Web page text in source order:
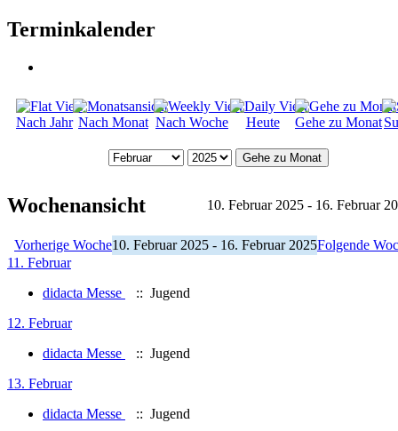
Terminkalender
Nach Jahr Nach Monat Nach Woche Heute Gehe zu Monat
Gehe zu Monat
Wochenansicht 10. Februar 2025 - 16. Februar
Vorherige Woche10. Februar 2025 - 16. Februar 2025Folgende
11. Februar
didacta Messe
:: Jugend
12. Februar
didacta Messe
:: Jugend
13. Februar
didacta Messe
:: Jugend